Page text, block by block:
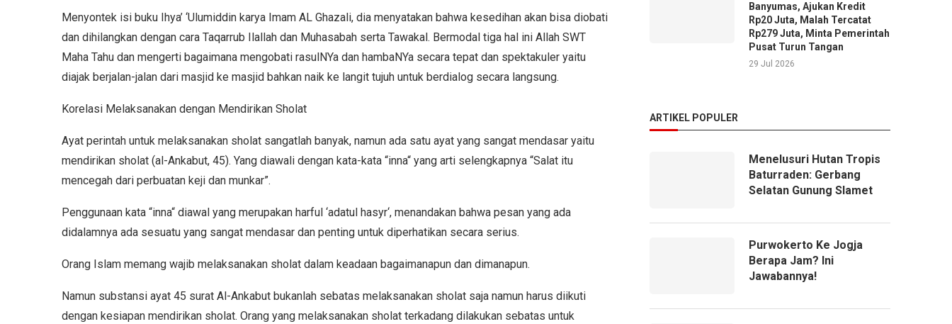
Menyontek isi buku Ihya’ ‘Ulumiddin karya Imam AL Ghazali, dia menyatakan bahwa kesedihan akan bisa diobati
dan dihilangkan dengan cara Taqarrub Ilallah dan Muhasabah serta Tawakal. Bermodal tiga hal ini Allah SWT
Maha Tahu dan mengerti bagaimana mengobati rasulNYa dan hambaNYa secara tepat dan spektakuler yaitu
diajak berjalan-jalan dari masjid ke masjid bahkan naik ke langit tujuh untuk berdialog secara langsung.
Korelasi Melaksanakan dengan Mendirikan Sholat
Ayat perintah untuk melaksanakan sholat sangatlah banyak, namun ada satu ayat yang sangat mendasar yaitu
mendirikan sholat (al-Ankabut, 45). Yang diawali dengan kata-kata “inna“ yang arti selengkapnya “Salat itu
mencegah dari perbuatan keji dan munkar”.
Penggunaan kata “inna“ diawal yang merupakan harful ‘adatul hasyr‘, menandakan bahwa pesan yang ada
didalamnya ada sesuatu yang sangat mendasar dan penting untuk diperhatikan secara serius.
Orang Islam memang wajib melaksanakan sholat dalam keadaan bagaimanapun dan dimanapun.
Namun substansi ayat 45 surat Al-Ankabut bukanlah sebatas melaksanakan sholat saja namun harus diikuti
dengan kesiapan mendirikan sholat. Orang yang melaksanakan sholat terkadang dilakukan sebatas untuk
Banyumas, Ajukan Kredit
Rp20 Juta, Malah Tercatat
Rp279 Juta, Minta Pemerintah
Pusat Turun Tangan
29 Jul 2026
ARTIKEL POPULER
Menelusuri Hutan Tropis
Baturraden: Gerbang
Selatan Gunung Slamet
Purwokerto Ke Jogja
Berapa Jam? Ini
Jawabannya!